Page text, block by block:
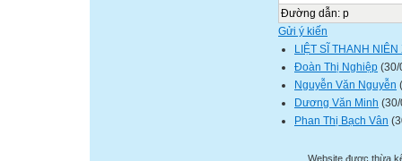
Đường dẫn: p
Gửi ý kiến
LIỆT SĨ THANH
Đoàn Thị Nghiệp (30/
Nguyễn Văn Nguyễn
Dương Văn Minh
Phan Thị Bạch Vân
Website được thừa